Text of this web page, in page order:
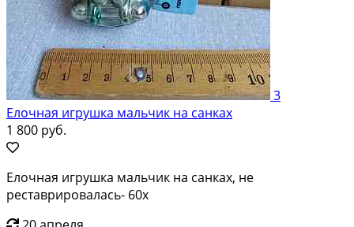
3
Елочная игрушка мальчик на санках
1 800 руб.
Елочная игрушка мальчик на санках, не
реставрировалась- 60х